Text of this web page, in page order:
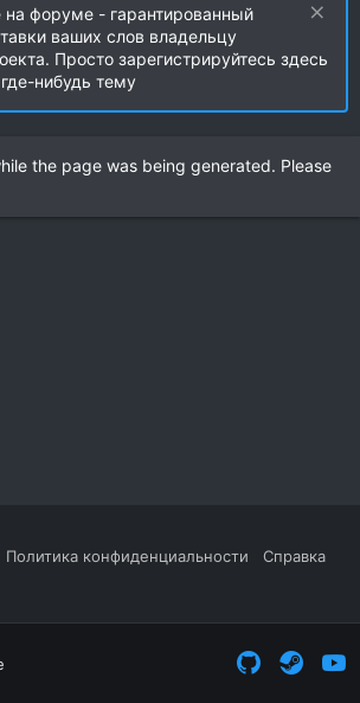
форуме - гарантированный
ваших слов владельцу
Просто зарегистрируйтесь здесь
нибудь тему
the page was being generated. Please
Политика конфиденциальности Справка